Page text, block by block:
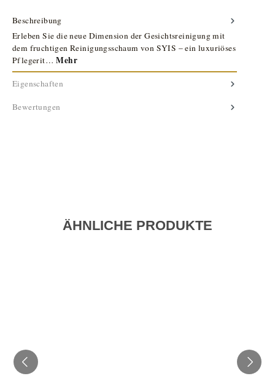
Beschreibung
Erleben Sie die neue Dimension der Gesichtsreinigung mit
dem fruchtigen Reinigungsschaum von SYIS – ein luxuriöses
Pflegerit…Mehr
Eigenschaften
Bewertungen
ÄHNLICHE PRODUKTE